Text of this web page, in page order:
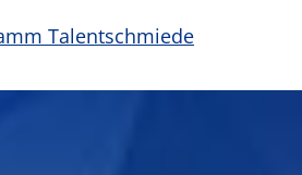
Talentschmiede